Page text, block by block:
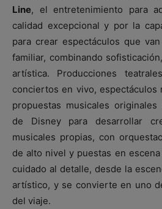
Line, el entretenimiento para
calidad excepcional y por la
para crear espectáculos que
familiar, combinando
artística. Producciones
conciertos en vivo, espectáculos
propuestas musicales
de Disney para desarrollar
musicales propias, con
de alto nivel y puestas en
cuidado al detalle, desde la
artístico, y se convierte en uno
del viaje.